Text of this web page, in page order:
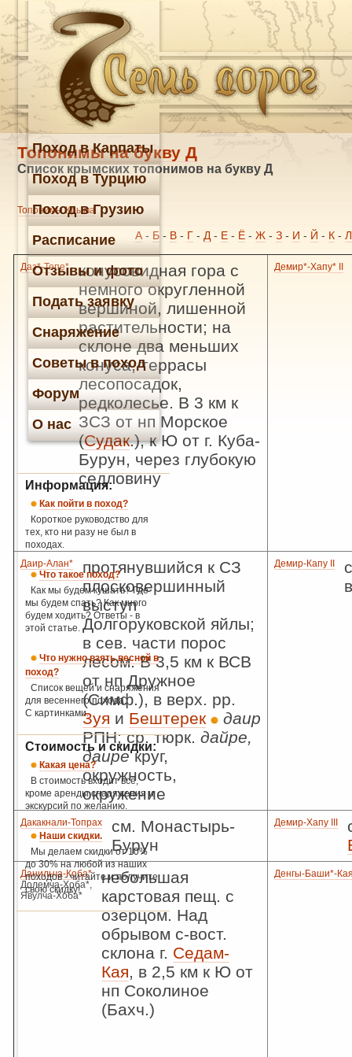
Топонимы на букву Д
Список крымских топонимов на букву Д
Топонимы Крыма
А - Б - В - Г - Д - Е - Ё - Ж - З - И - Й - К - Л
Даз*-Тепе*
конусовидная гора с
немного округленной
вершиной, лишенной
растительности; на
склоне два меньших
конуса, террасы
лесопосадок,
редколесье. В 3 км к
ЗСЗ от нп Морское
(Судак.), к Ю от г. Куба-
Бурун, через глубокую
седловину
Демир*-Хапу* II
Даир-Алан*
протянувшийся к СЗ
плосковершинный
выступ
Долгоруковской яйлы;
в сев. части порос
лесом. В 3,5 км к ВСВ
от нп Дружное
(Симф.), в верх. рр.
Зуя и Бештерек
даир
РПН; ср. тюрк. дайре,
даирекруг,
окружность,
окружение
Демир-Капу II
Дакакнали-Топрах
см. Монастырь-
Бурун
Демир-Хапу III
Данильча-Коба*
Долемча-Хоба*,
Явулча-Хоба*
небольшая
карстовая пещ. с
озерцом. Над
обрывом с-вост.
склона г. Седам-
Кая, в 2,5 км к Ю от
нп Соколиное
(Бахч.)
Денгы-Баши*-
Поход в Карпаты
Поход в Турцию
Поход в Грузию
Расписание
Отзывы и фото
Подать заявку
Снаряжение
Советы в поход
Форум
О нас
Информация:
Как пойти в поход?
Короткое руководство для
тех, кто ни разу не был в
походах.
Что такое поход?
Как мы будем кушать? Где
мы будем спать? Как много
будем ходить? Ответы - в
этой статье.
Что нужно взять весной в
поход?
Список вещей и снаряжения
для весеннего похода.
С картинками.
Стоимость и скидки:
Какая цена?
В стоимость входит всё,
кроме аренды снаряжения и
экскурсий по желанию.
Наши скидки.
Мы делаем скидки от 10%
до 30% на любой из наших
походов - читайте и получите
свою скидку!